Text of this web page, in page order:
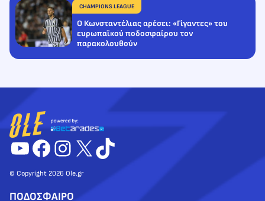
CHAMPIONS LEAGUE
Ο Κωνσταντέλιας αρέσει: «Γίγαντες» του
ευρωπαϊκού ποδοσφαίρου τον
παρακολουθούν
YouTube
Facebook
Instagram
X TikTok
© Copyright 2026 Ole.gr
ΠΟΔΟΣΦΑΙΡΟ